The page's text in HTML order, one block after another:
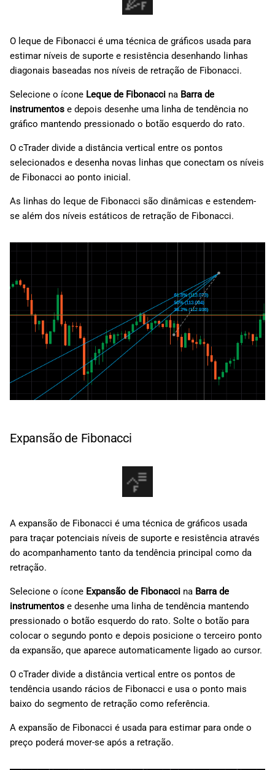
O leque de Fibonacci é uma técnica de gráficos usada para
estimar níveis de suporte e resistência desenhando linhas
diagonais baseadas nos níveis de retração de Fibonacci.
Selecione o ícone Leque de Fibonacci na Barra de
instrumentos e depois desenhe uma linha de tendência no
gráfico mantendo pressionado o botão esquerdo do rato.
O cTrader divide a distância vertical entre os pontos
selecionados e desenha novas linhas que conectam os níveis
de Fibonacci ao ponto inicial.
As linhas do leque de Fibonacci são dinâmicas e estendem-
se além dos níveis estáticos de retração de Fibonacci.
Expansão de Fibonacci
A expansão de Fibonacci é uma técnica de gráficos usada
para traçar potenciais níveis de suporte e resistência através
do acompanhamento tanto da tendência principal como da
retração.
Selecione o ícone Expansão de Fibonacci na Barra de
instrumentos e desenhe uma linha de tendência mantendo
pressionado o botão esquerdo do rato. Solte o botão para
colocar o segundo ponto e depois posicione o terceiro ponto
da expansão, que aparece automaticamente ligado ao cursor.
O cTrader divide a distância vertical entre os pontos de
tendência usando rácios de Fibonacci e usa o ponto mais
baixo do segmento de retração como referência.
A expansão de Fibonacci é usada para estimar para onde o
preço poderá mover-se após a retração.